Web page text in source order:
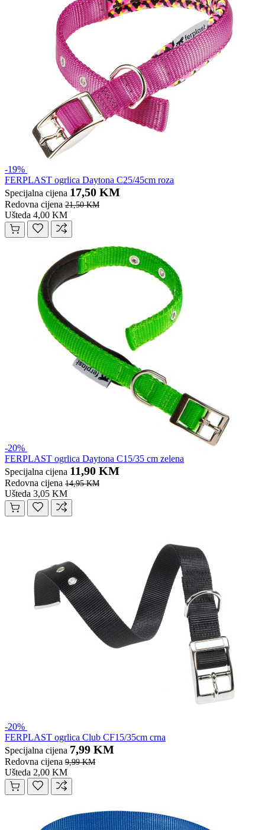
-19%
FERPLAST ogrlica Daytona C25/45cm roza
Specijalna cijena 17,50 KM
Redovna cijena 21,50 KM
Ušteda 4,00 KM
-20%
FERPLAST ogrlica Daytona C15/35 cm zelena
Specijalna cijena 11,90 KM
Redovna cijena 14,95 KM
Ušteda 3,05 KM
-20%
FERPLAST ogrlica Club CF15/35cm crna
Specijalna cijena 7,99 KM
Redovna cijena 9,99 KM
Ušteda 2,00 KM